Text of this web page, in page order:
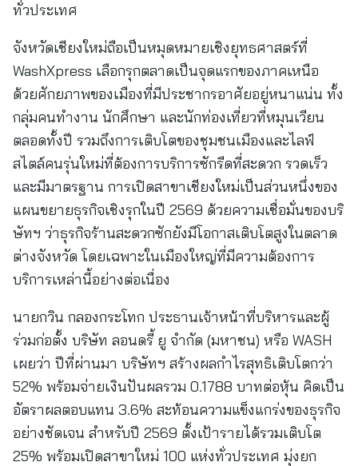
ทั่วประเทศ
จังหวัดเชียงใหม่ถือเป็นหมุดหมายเชิงยุทธศาสตร์ที่
WashXpress เลือกรุกตลาดเป็นจุดแรกของภาคเหนือ
ด้วยศักยภาพของเมืองที่มีประชากรอาศัยอยู่หนาแน่น ทั้ง
กลุ่มคนทำงาน นักศึกษา และนักท่องเที่ยวที่หมุนเวียน
ตลอดทั้งปี รวมถึงการเติบโตของชุมชนเมืองและไลฟ์
สไตล์คนรุ่นใหม่ที่ต้องการบริการซักรีดที่สะดวก รวดเร็ว
และมีมาตรฐาน การเปิดสาขาเชียงใหม่เป็นส่วนหนึ่งของ
แผนขยายธุรกิจเชิงรุกในปี 2569 ด้วยความเชื่อมั่นของบริ
ษัทฯ ว่าธุรกิจร้านสะดวกซักยังมีโอกาสเติบโตสูงในตลาด
ต่างจังหวัด โดยเฉพาะในเมืองใหญ่ที่มีความต้องการ
บริการเหล่านี้อย่างต่อเนื่อง
นายกวิน กลองกระโทก ประธานเจ้าหน้าที่บริหารและผู้
ร่วมก่อตั้ง บริษัท ลอนดรี้ ยู จำกัด (มหาชน) หรือ WASH
เผยว่า ปีที่ผ่านมา บริษัทฯ สร้างผลกำไรสุทธิเติบโตกว่า
52% พร้อมจ่ายเงินปันผลรวม 0.1788 บาทต่อหุ้น คิดเป็น
อัตราผลตอบแทน 3.6% สะท้อนความแข็งแกร่งของธุรกิจ
อย่างชัดเจน สำหรับปี 2569 ตั้งเป้ารายได้รวมเติบโต
25% พร้อมเปิดสาขาใหม่ 100 แห่งทั่วประเทศ มุ่งยก